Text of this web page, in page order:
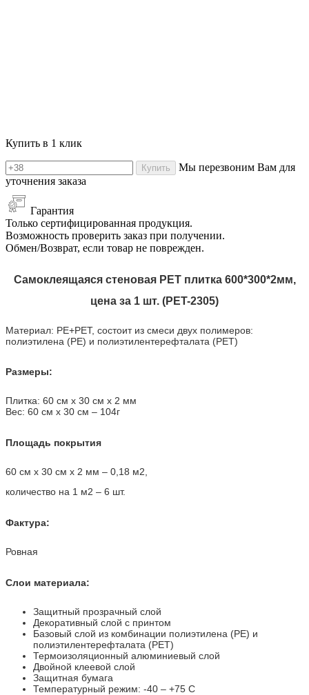
Купить в 1 клик
Купить
Мы перезвоним Вам для
уточнения заказа
Гарантия
Только сертифицированная продукция.
Возможность проверить заказ при получении.
Обмен/Возврат, если товар не поврежден.
Самоклеящаяся стеновая PET плитка 600*300*2мм,
цена за 1 шт. (PET-2305)
Материал: PE+PET, состоит из смеси двух полимеров:
полиэтилена (PE) и полиэтилентерефталата (PET)
Размеры:
Плитка: 60 см х 30 см х 2 мм
Вес: 60 см х 30 см – 104г
Площадь покрытия
60 см х 30 см х 2 мм – 0,18 м2,
количество на 1 м2 – 6 шт.
Фактура:
Ровная
Слои материала:
Защитный прозрачный слой
Декоративный слой с принтом
Базовый слой из комбинации полиэтилена (PE) и
полиэтилентерефталата (PET)
Термоизоляционный алюминиевый слой
Двойной клеевой слой
Защитная бумага
Температурный режим: -40 – +75 С